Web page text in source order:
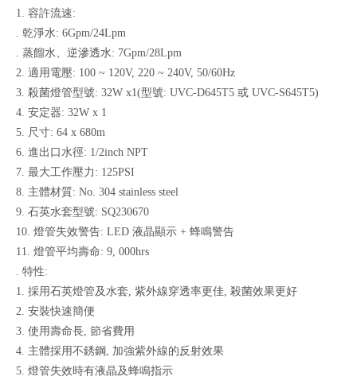
1. 容許流速:
. 乾淨水: 6Gpm/24Lpm
. 蒸餾水、逆滲透水: 7Gpm/28Lpm
2. 適用電壓: 100 ~ 120V, 220 ~ 240V, 50/60Hz
3. 殺菌燈管型號: 32W x1(型號: UVC-D645T5 或 UVC-S645T5)
4. 安定器: 32W x 1
5. 尺寸: 64 x 680m
6. 進出口水徑: 1/2inch NPT
7. 最大工作壓力: 125PSI
8. 主體材質: No. 304 stainless steel
9. 石英水套型號: SQ230670
10. 燈管失效警告: LED 液晶顯示 + 蜂鳴警告
11. 燈管平均壽命: 9, 000hrs
. 特性:
1. 採用石英燈管及水套, 紫外線穿透率更佳, 殺菌效果更好
2. 安裝快速簡便
3. 使用壽命長, 節省費用
4. 主體採用不銹鋼, 加強紫外線的反射效果
5. 燈管失效時有液晶及蜂鳴指示